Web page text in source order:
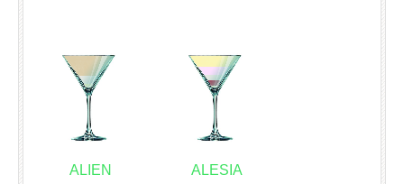
ALIEN
ALESIA